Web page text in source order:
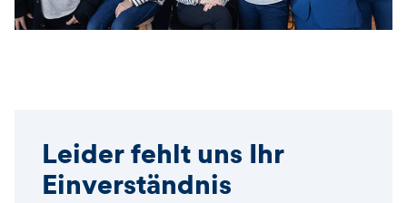
Leider fehlt uns Ihr
Einverständnis